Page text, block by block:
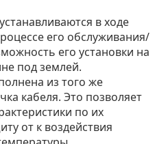
в ходе
его обслуживания/
его установки на
под землей.
из того же
кабеля. Это позволяет
по их
от к воздействия